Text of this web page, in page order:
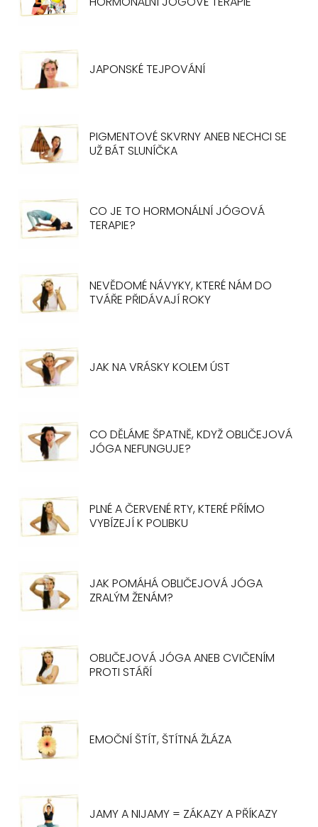
JAPONSKÉ TEJPOVÁNÍ
PIGMENTOVÉ SKVRNY ANEB NECHCI SE
UŽ BÁT SLUNÍČKA
CO JE TO HORMONÁLNÍ JÓGOVÁ
TERAPIE?
NEVĚDOMÉ NÁVYKY, KTERÉ NÁM DO
TVÁŘE PŘIDÁVAJÍ ROKY
JAK NA VRÁSKY KOLEM ÚST
CO DĚLÁME ŠPATNĚ, KDYŽ OBLIČEJOVÁ
JÓGA NEFUNGUJE?
PLNÉ A ČERVENÉ RTY, KTERÉ PŘÍMO
VYBÍZEJÍ K POLIBKU
JAK POMÁHÁ OBLIČEJOVÁ JÓGA
ZRALÝM ŽENÁM?
OBLIČEJOVÁ JÓGA ANEB CVIČENÍM
PROTI STÁŘÍ
EMOČNÍ ŠTÍT, ŠTÍTNÁ ŽLÁZA
JAMY A NIJAMY = ZÁKAZY A PŘÍKAZY